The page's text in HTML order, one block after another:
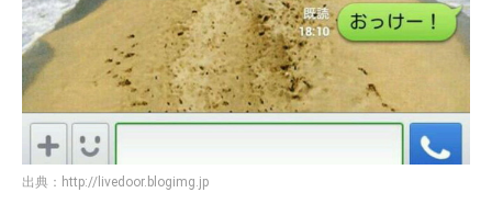
出典： http://livedoor.blogimg.jp